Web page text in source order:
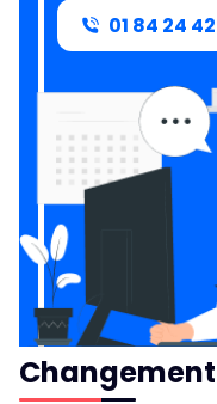
01 84 24